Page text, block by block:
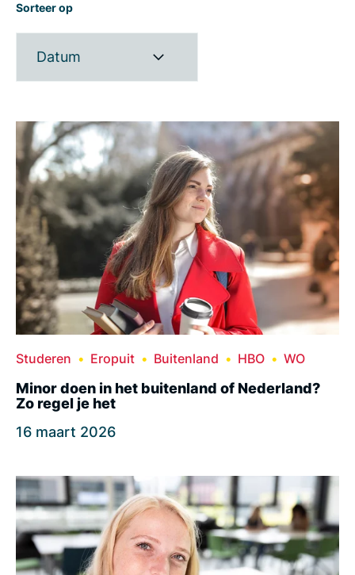
Sorteer op
Datum
Studeren Eropuit Buitenland HBO WO
Minor doen in het buitenland of Nederland?
Zo regel je het
16 maart 2026